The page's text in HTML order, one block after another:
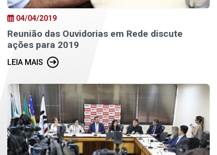
04/04/2019
Reunião das Ouvidorias em Rede discute
ações para 2019
LEIA MAIS